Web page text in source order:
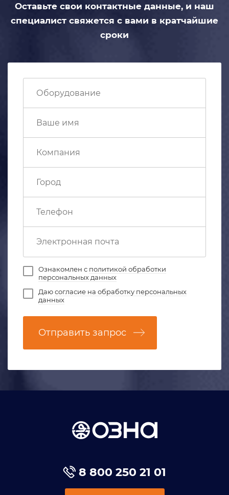
Оставьте свои контактные данные, и наш
специалист свяжется с вами в кратчайшие
сроки
Ознакомлен с политикой обработки
персональных данных
Даюсогласие на обработку персональных
данных
Отправить запрос
8 800 250 21 01